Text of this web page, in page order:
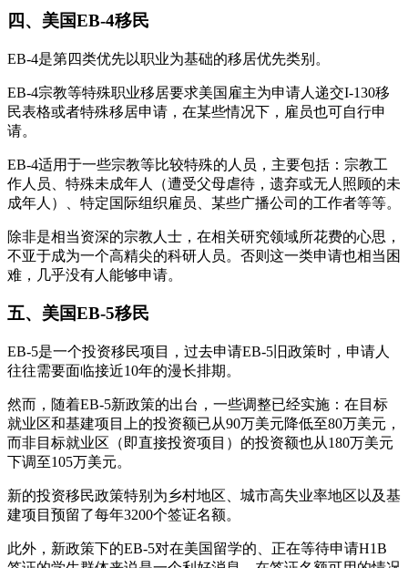
四、美国EB-4移民
EB-4是第四类优先以职业为基础的移居优先类别。
EB-4宗教等特殊职业移居要求美国雇主为申请人递交I-130移
民表格或者特殊移居申请，在某些情况下，雇员也可自行申
请。
EB-4适用于一些宗教等比较特殊的人员，主要包括：宗教工
作人员、特殊未成年人（遭受父母虐待，遗弃或无人照顾的未
成年人）、特定国际组织雇员、某些广播公司的工作者等等。
除非是相当资深的宗教人士，在相关研究领域所花费的心思，
不亚于成为一个高精尖的科研人员。否则这一类申请也相当困
难，几乎没有人能够申请。
五、美国EB-5移民
EB-5是一个投资移民项目，过去申请EB-5旧政策时，申请人
往往需要面临接近10年的漫长排期。
然而，随着EB-5新政策的出台，一些调整已经实施：在目标
就业区和基建项目上的投资额已从90万美元降低至80万美元，
而非目标就业区（即直接投资项目）的投资额也从180万美元
下调至105万美元。
新的投资移民政策特别为乡村地区、城市高失业率地区以及基
建项目预留了每年3200个签证名额。
此外，新政策下的EB-5对在美国留学的、正在等待申请H1B